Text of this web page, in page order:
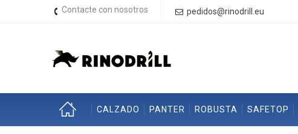
Contacte con nosotros pedidos@rinodrill.eu
CALZADO PANTER ROBUSTA SAFETOP